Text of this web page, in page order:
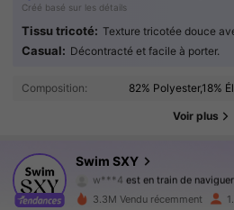
Créé basé sur les détails
Tissu tricoté: Texture tricotée douce
Casual: Décontracté et facile à porter.
Composition: 82% Polyester,18%
Voir plus
Swim SXY
4.90 315K Suiveurs
315K Suiveurs
w***4est en train de naviguer
4.90
315K Suiveurs
3.3M Vendu récemment